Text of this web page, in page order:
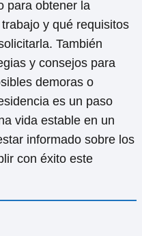
para obtener la
y qué requisitos
También
y consejos para
demoras o
es un paso
vida estable en un
informado sobre los
con éxito este